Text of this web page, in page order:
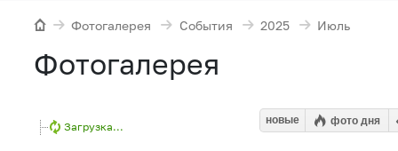
Фотогалерея События 2025 Июль
Фотогалерея
Загрузка...
новые фото дня